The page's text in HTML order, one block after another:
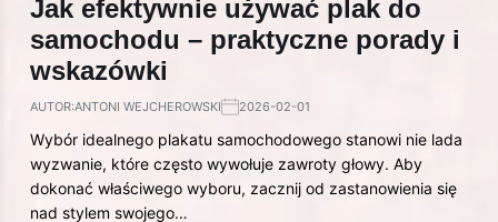
Jak efektywnie używać plak do
samochodu – praktyczne porady i
wskazówki
AUTOR:ANTONI WEJCHEROWSKI 2026-02-01
Wybór idealnego plakatu samochodowego stanowi nie lada
wyzwanie, które często wywołuje zawroty głowy. Aby
dokonać właściwego wyboru, zacznij od zastanowienia się
nad stylem swojego…